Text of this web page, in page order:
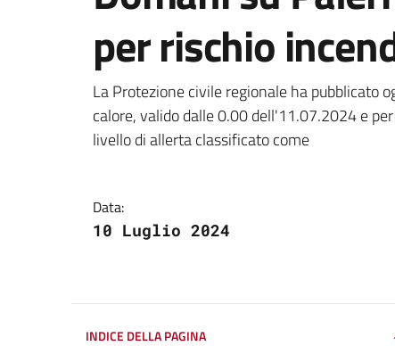
per rischio
Dettagli della
La Protezione civile regionale ha pubblicato
calore, valido dalle 0.00 dell'11.07.2024 e
livello di allerta classificato come
Data:
10 Luglio 2024
INDICE DELLA PAGINA